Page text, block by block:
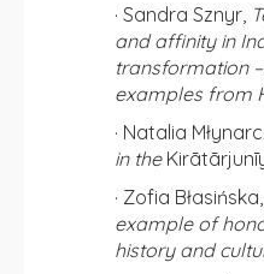
· Sandra Sznyr,
and affinity in
transformation
examples from
· Natalia
in the
· Zofia Błasińska,
example of
history and